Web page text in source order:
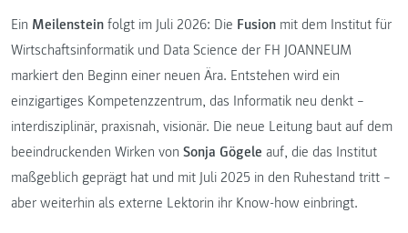
Ein Meilenstein folgt im Juli 2026: Die Fusion mit dem Institut für
Wirtschaftsinformatik und Data Science der FH JOANNEUM
markiert den Beginn einer neuen Ära. Entstehen wird ein
einzigartiges Kompetenzzentrum, das Informatik neu denkt –
interdisziplinär, praxisnah, visionär. Die neue Leitung baut auf dem
beeindruckenden Wirken von Sonja Gögele auf, die das Institut
maßgeblich geprägt hat und mit Juli 2025 in den Ruhestand tritt –
aber weiterhin als externe Lektorin ihr Know-how einbringt.